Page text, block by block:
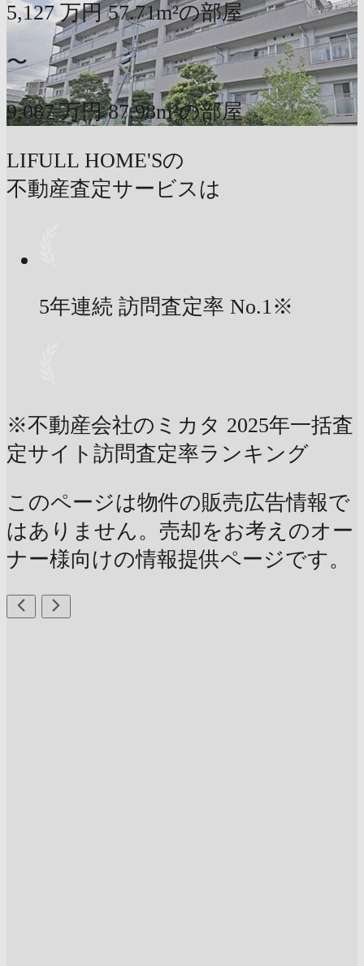
5,127 万円 57.71m²の部屋
〜
9,087 万円 87.98m²の部屋
LIFULL HOME'Sの
不動産査定サービスは
5年連続 訪問査定率 No.1※
※不動産会社のミカタ 2025年一括査
定サイト訪問査定率ランキング
このページは物件の販売広告情報で
はありません。売却をお考えのオー
ナー様向けの情報提供ページです。